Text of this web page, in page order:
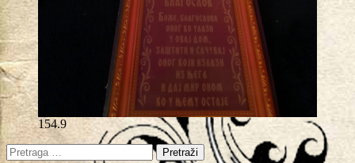
154.9
Pretraga